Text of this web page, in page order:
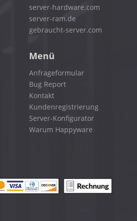
server-hardware.com
server-ram.de
gebraucht-server.com
Menü
Anfrageformular
Bug Report
Kontakt
Kundenregistrierung
Server-Konfigurator
Warum Happyware